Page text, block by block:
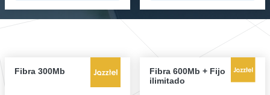
Fibra 300Mb
Fibra 600Mb + Fijo
ilimitado